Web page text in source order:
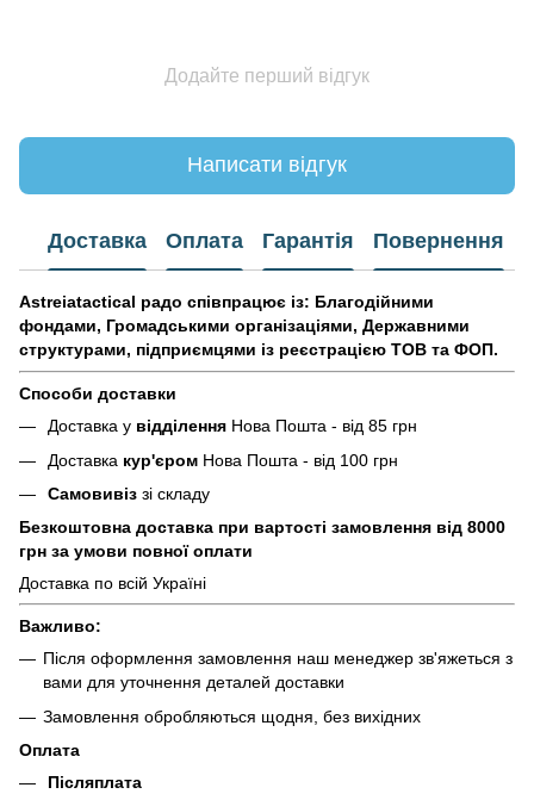
Додайте перший відгук
Написати відгук
Доставка Оплата Гарантія Повернення
Astreiatactical радо співпрацює із: Благодійними
фондами, Громадськими організаціями, Державними
структурами, підприємцями із реєстрацією ТОВ та ФОП.
Способи доставки
Доставка у відділення Нова Пошта - від 85 грн
Доставка кур'єром Нова Пошта - від 100 грн
Самовивіз зі складу
Безкоштовна доставка при вартості замовлення від 8000
грн за умови повної оплати
Доставка по всій Україні
Важливо:
Після оформлення замовлення наш менеджер зв'яжеться з
вами для уточнення деталей доставки
Замовлення обробляються щодня, без вихідних
Оплата
Післяплата